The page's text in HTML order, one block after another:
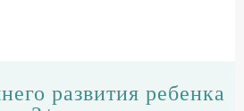
развития ребенка